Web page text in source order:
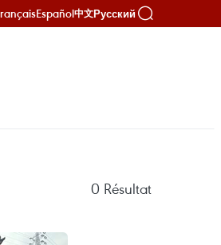
Español中文Русский
0 Résultat